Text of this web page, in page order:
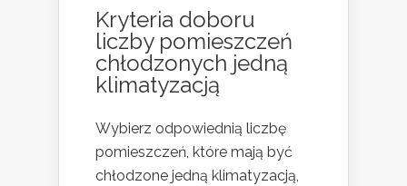
Kryteria doboru
liczby pomieszczeń
chłodzonych jedną
klimatyzacją
Wybierz odpowiednią liczbę
pomieszczeń, które mają być
chłodzone jedną klimatyzacją,